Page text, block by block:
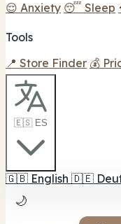
😌 Anxiety 😴 Sleep
Tools
📍 Store Finder 💰
🇪🇸 ES
🇬🇧 English 🇩🇪
🌙